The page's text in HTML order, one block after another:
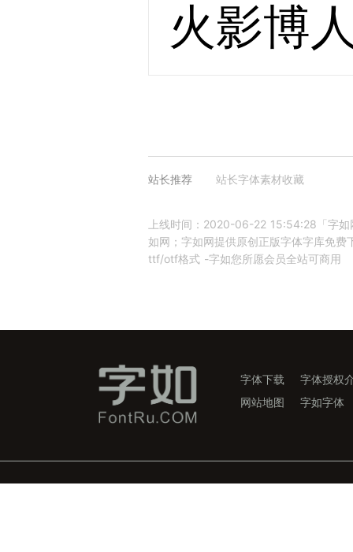
火影博
站长推荐 站长字体素材收藏
上线时间：2020-06-22 15:54:28「字
如网；字如网提供原创正版字体字库免
ttf/otf格式 -字如您所愿会员全站可商用
字体下载
字体授权
网站地图
字如字体